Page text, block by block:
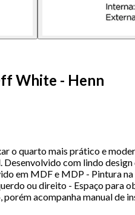
White - Henn
o quarto mais prático e
com lindo
em MDF e MDP - Pintura
ou direito - Espaço para
acompanha manual de